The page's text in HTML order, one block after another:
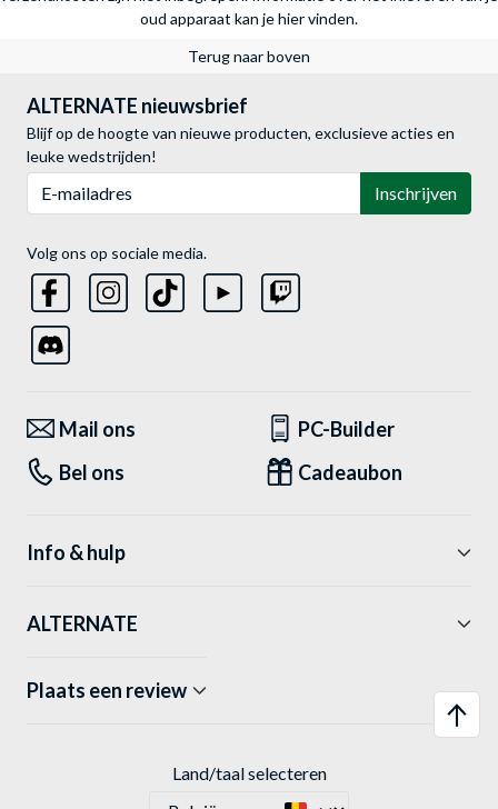
oud apparaat kan je hier vinden.
Terug naar boven
ALTERNATE nieuwsbrief
Blijf op de hoogte van nieuwe producten, exclusieve acties en
leuke wedstrijden!
Inschrijven
Volg ons op sociale media.
Mail ons
PC-Builder
Bel ons
Cadeaubon
Info & hulp
ALTERNATE
Plaats een review
Land/taal selecteren